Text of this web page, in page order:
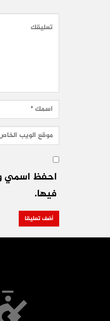
احفظ اسمي
فيها.